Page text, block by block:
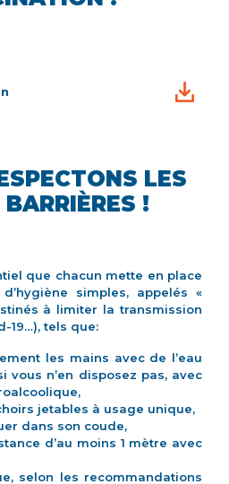
LES
!
que chacun mette en place
simples, appelés «
à limiter la transmission
19…), tels que:
les mains avec de l’eau
vous n’en disposez pas, avec
jetables à usage unique,
dans son coude,
d’au moins 1 mètre avec
selon les recommandations